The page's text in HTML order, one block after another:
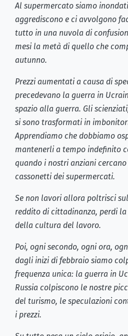
Al supermercato siamo
aggrediscono e ci avvolgono
tutto in una nuvola di
mesi la metà di quello che
autunno.
Prezzi aumentati a causa di
precedevano la guerra in
spazio alla guerra. Gli
si sono trasformati in
Apprendiamo che dobbiamo
mantenerli a tempo indefinito
quando i nostri anziani
cassonetti dei supermercati.
Se non lavori allora poltrisci
reddito di cittadinanza, perdi
della cultura del lavoro.
Poi, ogni secondo, ogni ora,
dagli inizi di febbraio siamo
frequenza unica: la guerra in
Russia colpiscono le nostre
del turismo, le speculazioni
i prezzi.